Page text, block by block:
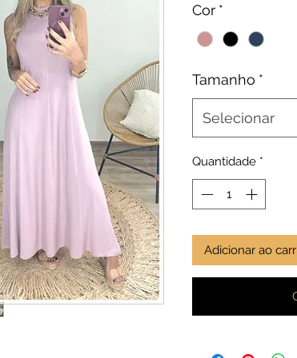
Cor *
Tamanho *
Selecionar
Quantidade *
Adicionar ao